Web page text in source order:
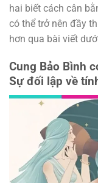
hai biết cách cân
có thể trở nên đầy
hơn qua bài viết
Cung Bảo Bình
Sự đối lập về